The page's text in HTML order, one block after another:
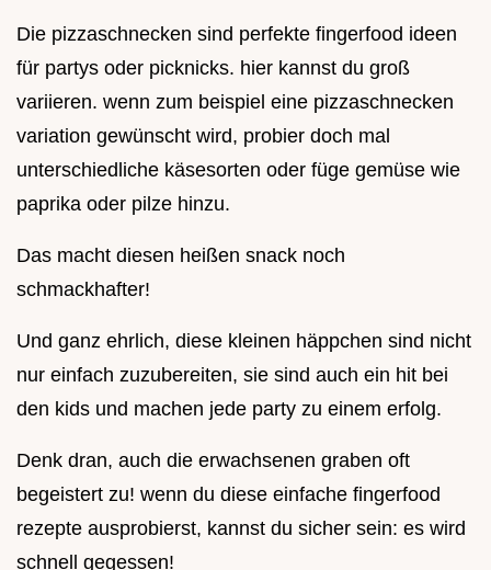
Die pizzaschnecken sind perfekte fingerfood ideen
für partys oder picknicks. hier kannst du groß
variieren. wenn zum beispiel eine pizzaschnecken
variation gewünscht wird, probier doch mal
unterschiedliche käsesorten oder füge gemüse wie
paprika oder pilze hinzu.
Das macht diesen heißen snack noch
schmackhafter!
Und ganz ehrlich, diese kleinen häppchen sind nicht
nur einfach zuzubereiten, sie sind auch ein hit bei
den kids und machen jede party zu einem erfolg.
Denk dran, auch die erwachsenen graben oft
begeistert zu! wenn du diese einfache fingerfood
rezepte ausprobierst, kannst du sicher sein: es wird
schnell gegessen!